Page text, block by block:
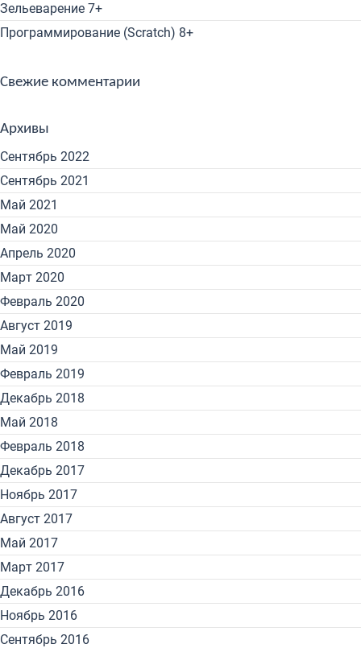
Зельеварение 7+
Программирование (Scratch) 8+
Свежие комментарии
Архивы
Сентябрь 2022
Сентябрь 2021
Май 2021
Май 2020
Апрель 2020
Март 2020
Февраль 2020
Август 2019
Май 2019
Февраль 2019
Декабрь 2018
Май 2018
Февраль 2018
Декабрь 2017
Ноябрь 2017
Август 2017
Май 2017
Март 2017
Декабрь 2016
Ноябрь 2016
Сентябрь 2016